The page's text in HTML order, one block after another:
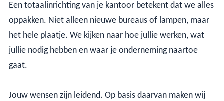
Een totaalinrichting van je kantoor betekent dat we alles
oppakken. Niet alleen nieuwe bureaus of lampen, maar
het hele plaatje. We kijken naar hoe jullie werken, wat
jullie nodig hebben en waar je onderneming naartoe
gaat.
Jouw wensen zijn leidend. Op basis daarvan maken wij